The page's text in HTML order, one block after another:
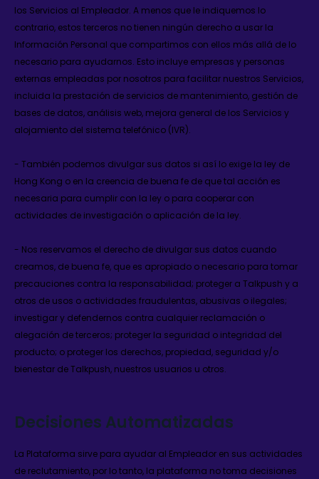
los Servicios al Empleador. A menos que le indiquemos lo
contrario, estos terceros no tienen ningún derecho a usar la
Información Personal que compartimos con ellos más allá de lo
necesario para ayudarnos. Esto incluye empresas y personas
externas empleadas por nosotros para facilitar nuestros Servicios,
incluida la prestación de servicios de mantenimiento, gestión de
bases de datos, análisis web, mejora general de los Servicios y
alojamiento del sistema telefónico (IVR).
- También podemos divulgar sus datos si así lo exige la ley de
Hong Kong o en la creencia de buena fe de que tal acción es
necesaria para cumplir con la ley o para cooperar con
actividades de investigación o aplicación de la ley.
- Nos reservamos el derecho de divulgar sus datos cuando
creamos, de buena fe, que es apropiado o necesario para tomar
precauciones contra la responsabilidad; proteger a Talkpush y a
otros de usos o actividades fraudulentas, abusivas o ilegales;
investigar y defendernos contra cualquier reclamación o
alegación de terceros; proteger la seguridad o integridad del
producto; o proteger los derechos, propiedad, seguridad y/o
bienestar de Talkpush, nuestros usuarios u otros.
Decisiones Automatizadas
La Plataforma sirve para ayudar al Empleador en sus actividades
de reclutamiento, por lo tanto, la plataforma no toma decisiones